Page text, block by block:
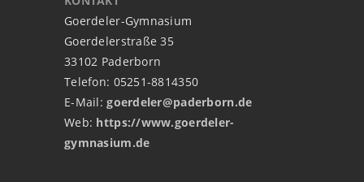
Goerdeler-Gymnasium
Goerdelerstraße 35
33102 Paderborn
Telefon: 05251-8814350
E-Mail:goerdeler@paderborn.de
Web: https://www.goerdeler-
gymnasium.de